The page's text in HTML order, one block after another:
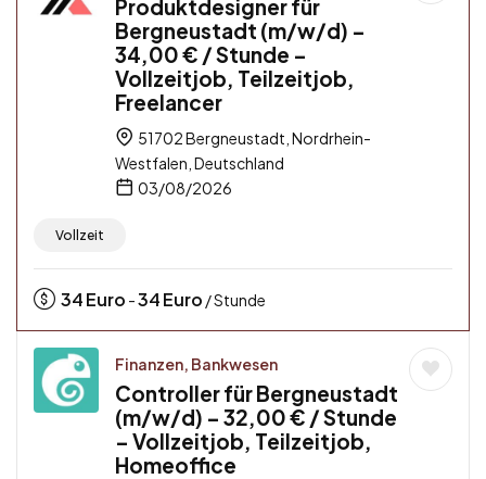
Produktdesigner für
Bergneustadt (m/w/d) –
34,00 € / Stunde –
Vollzeitjob, Teilzeitjob,
Freelancer
51702 Bergneustadt, Nordrhein-
Westfalen, Deutschland
03/08/2026
Vollzeit
34Euro -34Euro / Stunde
Finanzen, Bankwesen
Controller für Bergneustadt
(m/w/d) – 32,00 € / Stunde
– Vollzeitjob, Teilzeitjob,
Homeoffice